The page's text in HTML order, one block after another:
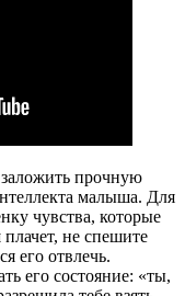
прочную
малыша. Для
чувства, которые
не спешите
его отвлечь.
его состояние: «ты,